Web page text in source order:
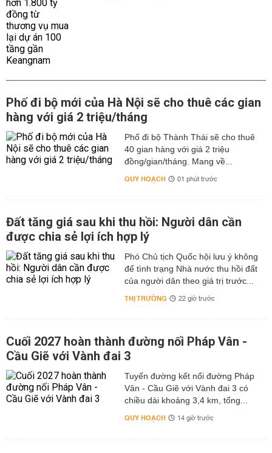
Phố đi bộ mới của Hà Nội sẽ cho thuê các gian
hàng với giá 2 triệu/tháng
Phố đi bộ Thành Thái sẽ cho thuê
40 gian hàng với giá 2 triệu
đồng/gian/tháng. Mang về...
QUY HOẠCH 01 phút trước
Đất tăng giá sau khi thu hồi: Người dân cần
được chia sẻ lợi ích hợp lý
Phó Chủ tịch Quốc hội lưu ý không
để tình trạng Nhà nước thu hồi đất
của người dân theo giá trị trước...
THỊ TRƯỜNG 22 giờ trước
Cuối 2027 hoàn thành đường nối Pháp Vân -
Cầu Giẽ với Vành đai 3
Tuyến đường kết nối đường Pháp
Vân - Cầu Giẽ với Vành đai 3 có
chiều dài khoảng 3,4 km, tổng...
QUY HOẠCH 14 giờ trước